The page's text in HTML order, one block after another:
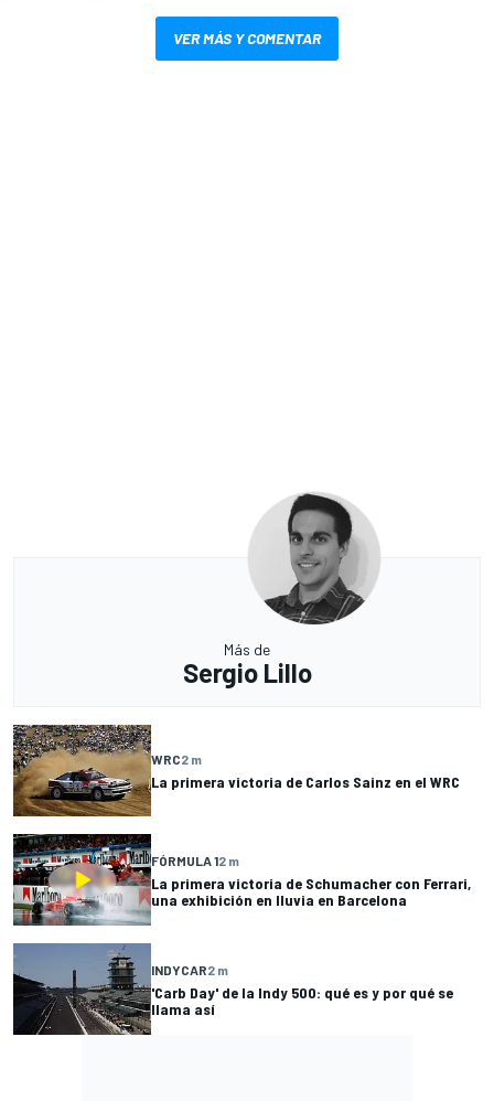
VER MÁS Y COMENTAR
Más de
Sergio Lillo
WRC2 m
La primera victoria de Carlos Sainz en el WRC
FÓRMULA 12 m
La primera victoria de Schumacher con Ferrari,
una exhibición en lluvia en Barcelona
INDYCAR2 m
'Carb Day' de la Indy 500: qué es y por qué se
llama así